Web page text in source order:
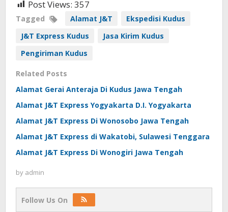
Post Views: 357
Tagged Alamat J&T
Ekspedisi Kudus
J&T Express Kudus
Jasa Kirim Kudus
Pengiriman Kudus
Related Posts
Alamat Gerai Anteraja Di Kudus Jawa Tengah
Alamat J&T Express Yogyakarta D.I. Yogyakarta
Alamat J&T Express Di Wonosobo Jawa Tengah
Alamat J&T Express di Wakatobi, Sulawesi Tenggara
Alamat J&T Express Di Wonogiri Jawa Tengah
by admin
Follow Us On